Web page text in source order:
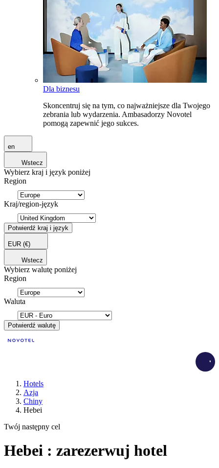
Dla biznesu
Skoncentruj się na tym, co najważniejsze dla Twojego
zebrania lub wydarzenia. Ambasadorzy Novotel
pomogą zapewnić jego sukces.
en
Wstecz
Wybierz kraj i język poniżej
Region
Kraj/region-język
Potwierdź kraj i język
EUR (€)
Wstecz
Wybierz walutę poniżej
Region
Waluta
Potwierdź walutę
Hotels
Azja
Chiny
Hebei
Twój następny cel
Hebei : zarezerwuj hotel